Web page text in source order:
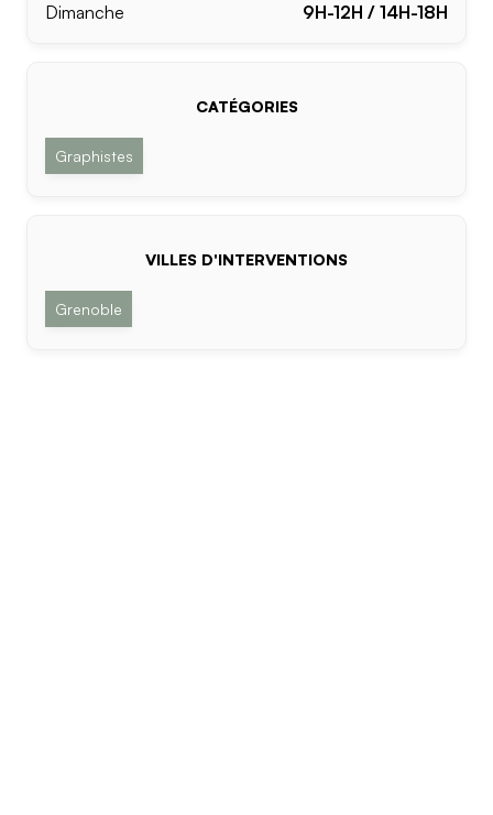
Dimanche
9H-12H / 14H-18H
CATÉGORIES
Graphistes
VILLES D'INTERVENTIONS
Grenoble